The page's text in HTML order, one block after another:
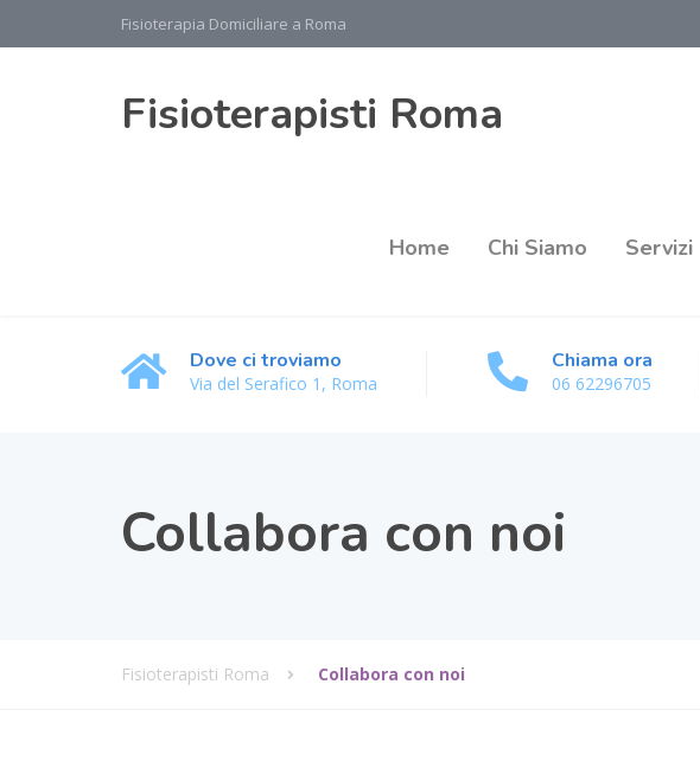
Fisioterapia Domiciliare a Roma
Fisioterapisti Roma
Home Chi Siamo Servizi
Dove ci troviamo
Via del Serafico 1, Roma
Chiama ora
06 62296705
Collabora con noi
Fisioterapisti Roma Collabora con noi